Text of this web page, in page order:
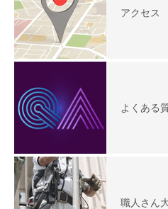
アクセス
よくある
職人さん